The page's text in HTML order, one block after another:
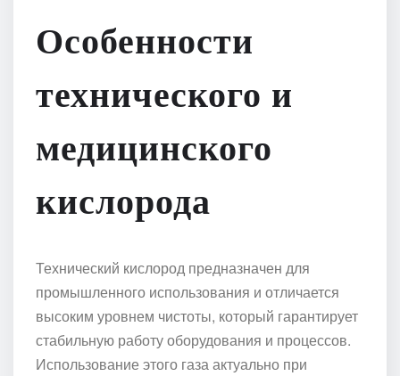
Особенности
технического и
медицинского
кислорода
Технический кислород предназначен для
промышленного использования и отличается
высоким уровнем чистоты, который гарантирует
стабильную работу оборудования и процессов.
Использование этого газа актуально при